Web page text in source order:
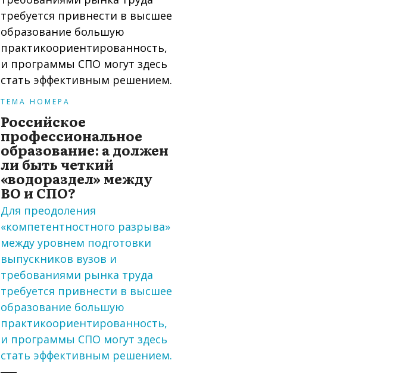
ТЕМА НОМЕРА
Российское
профессиональное
образование: а должен
ли быть четкий
«водораздел» между
ВО и СПО?
Для преодоления
«компетентностного разрыва»
между уровнем подготовки
выпускников вузов и
требованиями рынка труда
требуется привнести в высшее
образование большую
практикоориентированность,
и программы СПО могут здесь
стать эффективным решением.